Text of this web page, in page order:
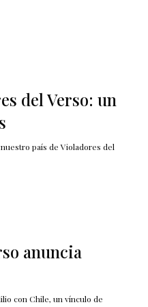
del Verso: un
país de Violadores del
anuncia
con Chile, un vínculo de